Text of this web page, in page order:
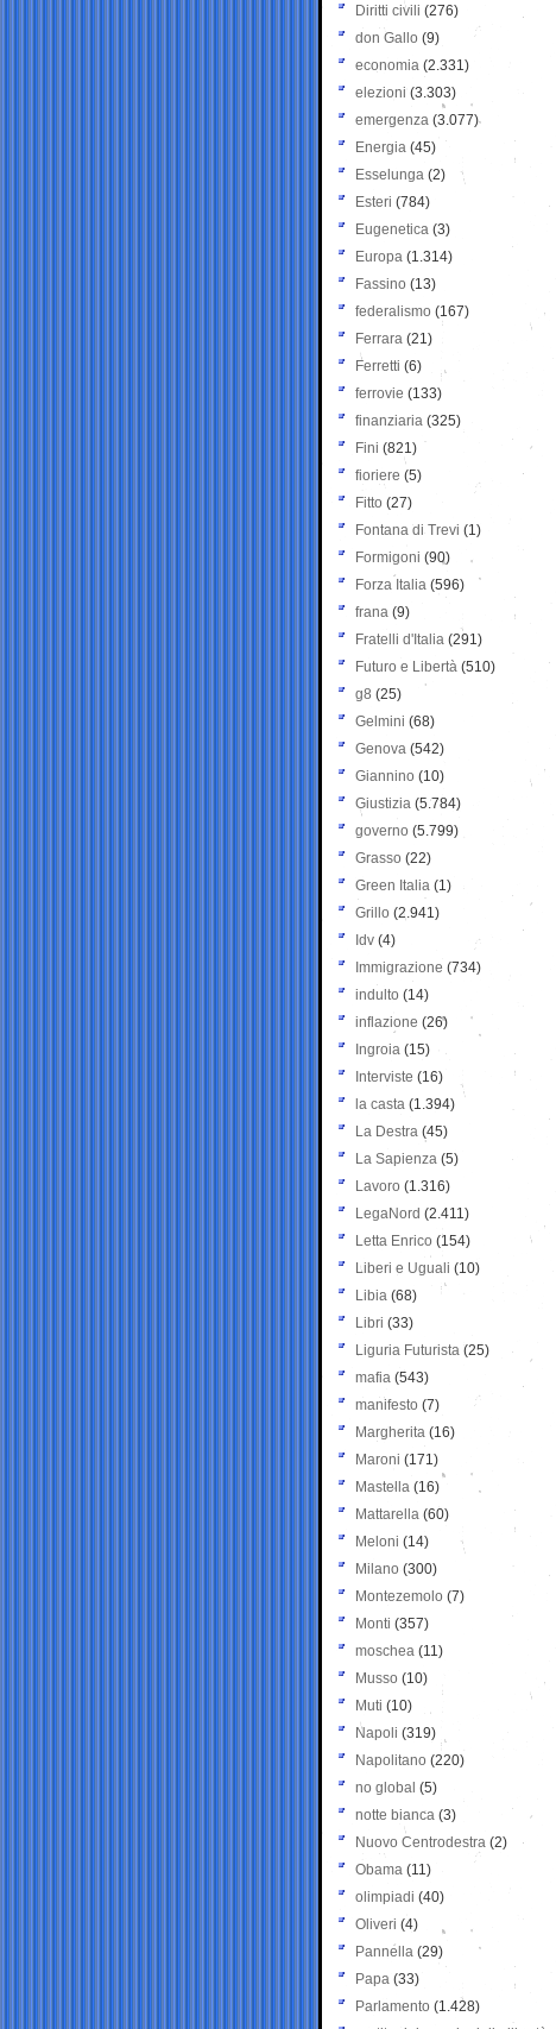
Diritti civili (276)
don Gallo (9)
economia (2.331)
elezioni (3.303)
emergenza (3.077)
Energia (45)
Esselunga (2)
Esteri (784)
Eugenetica (3)
Europa (1.314)
Fassino (13)
federalismo (167)
Ferrara (21)
Ferretti (6)
ferrovie (133)
finanziaria (325)
Fini (821)
fioriere (5)
Fitto (27)
Fontana di Trevi (1)
Formigoni (90)
Forza Italia (596)
frana (9)
Fratelli d'Italia (291)
Futuro e Libertà (510)
g8 (25)
Gelmini (68)
Genova (542)
Giannino (10)
Giustizia (5.784)
governo (5.799)
Grasso (22)
Green Italia (1)
Grillo (2.941)
Idv (4)
Immigrazione (734)
indulto (14)
inflazione (26)
Ingroia (15)
Interviste (16)
la casta (1.394)
La Destra (45)
La Sapienza (5)
Lavoro (1.316)
LegaNord (2.411)
Letta Enrico (154)
Liberi e Uguali (10)
Libia (68)
Libri (33)
Liguria Futurista (25)
mafia (543)
manifesto (7)
Margherita (16)
Maroni (171)
Mastella (16)
Mattarella (60)
Meloni (14)
Milano (300)
Montezemolo (7)
Monti (357)
moschea (11)
Musso (10)
Muti (10)
Napoli (319)
Napolitano (220)
no global (5)
notte bianca (3)
Nuovo Centrodestra (2)
Obama (11)
olimpiadi (40)
Oliveri (4)
Pannella (29)
Papa (33)
Parlamento (1.428)